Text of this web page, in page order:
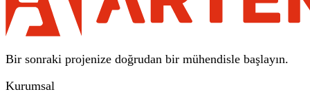
Bir sonraki projenize doğrudan bir mühendisle başlayın.
Kurumsal